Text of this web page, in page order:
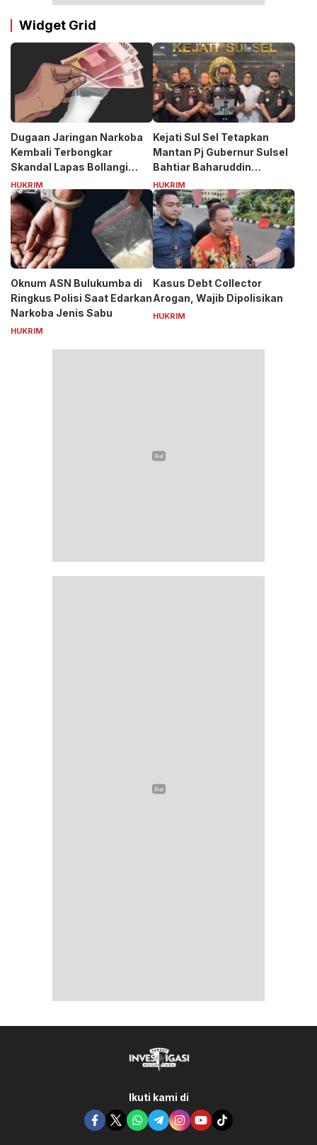
Widget Grid
Dugaan Jaringan Narkoba
Kembali Terbongkar
Skandal Lapas Bollangi
Siapa Puang ASS?
HUKRIM
Kejati Sul Sel Tetapkan
Mantan Pj Gubernur Sulsel
Bahtiar Baharuddin
Tersangka Kasus Korupsi
Bibit Nanas Rp50 Miliar
HUKRIM
Oknum ASN Bulukumba di
Ringkus Polisi Saat Edarkan
Narkoba Jenis Sabu
HUKRIM
Kasus Debt Collector
Arogan, Wajib Dipolisikan
HUKRIM
Ikuti kami di